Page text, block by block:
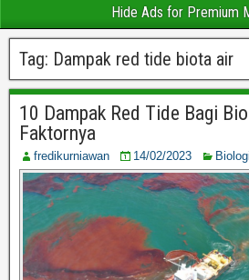
Hide Ads for Premium
Tag: Dampak red tide biota air
10 Dampak Red Tide Bagi
Faktornya
fredikurniawan 14/02/2023 Biologi